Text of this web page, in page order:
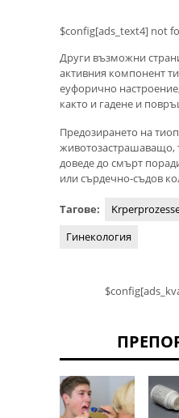
$config[ads_text4] not
Други възможни
активния компонент
еуфорично
както и гадене и
Предозирането на
животозастрашаващо,
доведе до смърт
или сърдечно-съдов
Тагове:
Гинекология